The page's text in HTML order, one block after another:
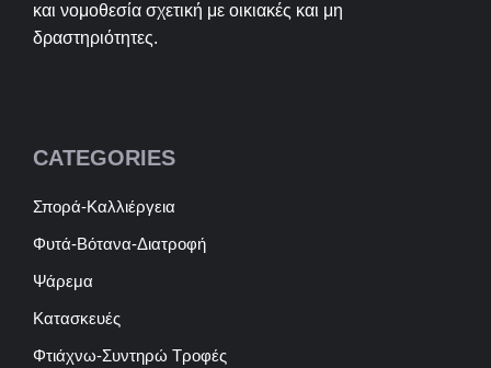
και νομοθεσία σχετική με οικιακές και μη
δραστηριότητες.
CATEGORIES
Σπορά-Καλλιέργεια
Φυτά-Βότανα-Διατροφή
Ψάρεμα
Κατασκευές
Φτιάχνω-Συντηρώ Τροφές